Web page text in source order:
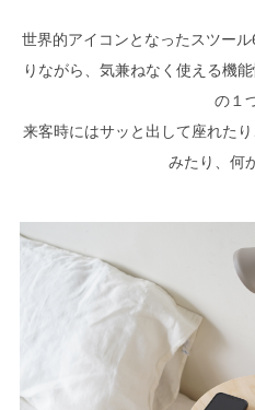
世界的アイコンとなったスツー
りながら、気兼ねなく使える機
の１
来客時にはサッと出して座れた
みたり、何